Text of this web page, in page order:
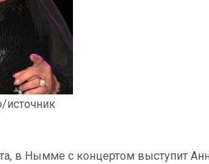
источник
в Нымме с концертом выступит